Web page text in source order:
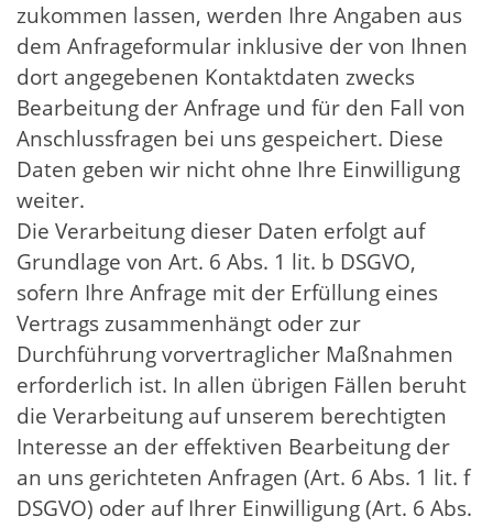
zukommen lassen, werden Ihre Angaben aus
dem Anfrageformular inklusive der von Ihnen
dort angegebenen Kontaktdaten zwecks
Bearbeitung der Anfrage und für den Fall von
Anschlussfragen bei uns gespeichert. Diese
Daten geben wir nicht ohne Ihre Einwilligung
weiter.
Die Verarbeitung dieser Daten erfolgt auf
Grundlage von Art. 6 Abs. 1 lit. b DSGVO,
sofern Ihre Anfrage mit der Erfüllung eines
Vertrags zusammenhängt oder zur
Durchführung vorvertraglicher Maßnahmen
erforderlich ist. In allen übrigen Fällen beruht
die Verarbeitung auf unserem berechtigten
Interesse an der effektiven Bearbeitung der
an uns gerichteten Anfragen (Art. 6 Abs. 1 lit. f
DSGVO) oder auf Ihrer Einwilligung (Art. 6 Abs.